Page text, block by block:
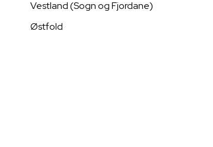
Vestland (Sogn og Fjordane)
Østfold